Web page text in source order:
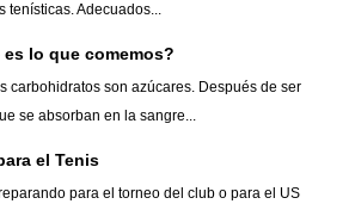
tenísticas. Adecuados...
lo que comemos?
son azúcares. Después de ser
se absorban en la sangre...
el Tenis
para el torneo del club o para el US